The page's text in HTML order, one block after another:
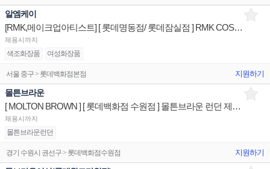
알엠케이
[RMK,메이크업아티스트] [ 롯데명동점/ 롯데잠실점 ] RMK COSMETIC 제품디스플레이 판매전문직원
채용시까지
색조화장품 여성화장품
서울 중구 > 롯데백화점본점 지원하기
몰튼브라운
[ MOLTON BROWN ] [ 롯데백화점 수원점 ] 몰튼브라운 런던 제품디스플레이 판매전문직원
채용시까지
몰튼브라운런던
경기 수원시 권선구 > 롯데백화점수원점 지원하기